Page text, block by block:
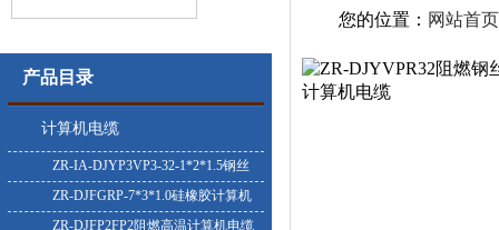
产品目录
计算机电缆
ZR-IA-DJYP3VP3-32-1*2*1.5钢丝
铠装计算机电缆
ZR-DJFGRP-7*3*1.0硅橡胶计算机
电缆
ZR-DJFP2FP2阻燃高温计算机电缆
您的位置： 网站首页